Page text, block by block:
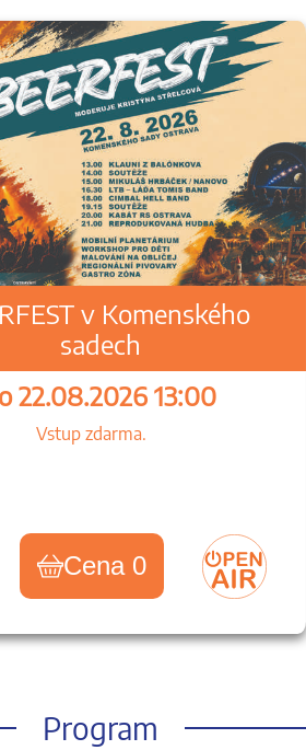
v Komenského
sadech
22.08.2026 13:00
Vstup zdarma.
Cena 0
Program